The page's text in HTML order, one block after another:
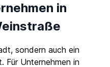
in
sondern auch ein
Unternehmen in